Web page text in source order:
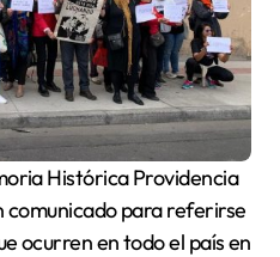
para referirse
ocurren en todo el país en